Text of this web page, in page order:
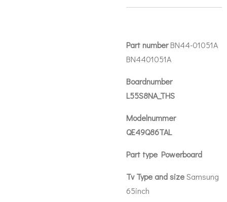
Part numberBN44-01051A
BN4401051A
Boardnumber
L55S8NA_THS
Modelnummer
QE49Q86TAL
Part type Powerboard
Tv Type and sizeSamsung
65inch